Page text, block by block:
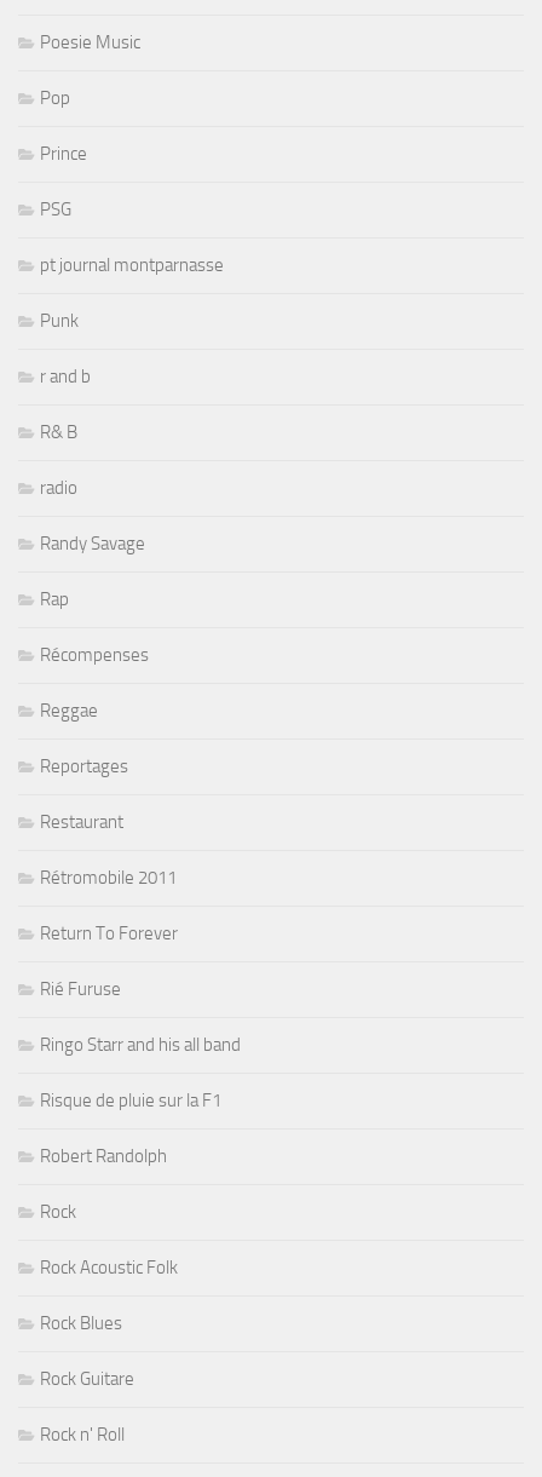
Poesie Music
Pop
Prince
PSG
pt journal montparnasse
Punk
r and b
R& B
radio
Randy Savage
Rap
Récompenses
Reggae
Reportages
Restaurant
Rétromobile 2011
Return To Forever
Rié Furuse
Ringo Starr and his all band
Risque de pluie sur la F1
Robert Randolph
Rock
Rock Acoustic Folk
Rock Blues
Rock Guitare
Rock n' Roll